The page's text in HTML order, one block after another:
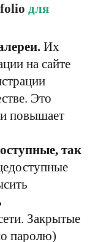
для
Их
на сайте
Это
повышает
так
Закрытые
паролю)